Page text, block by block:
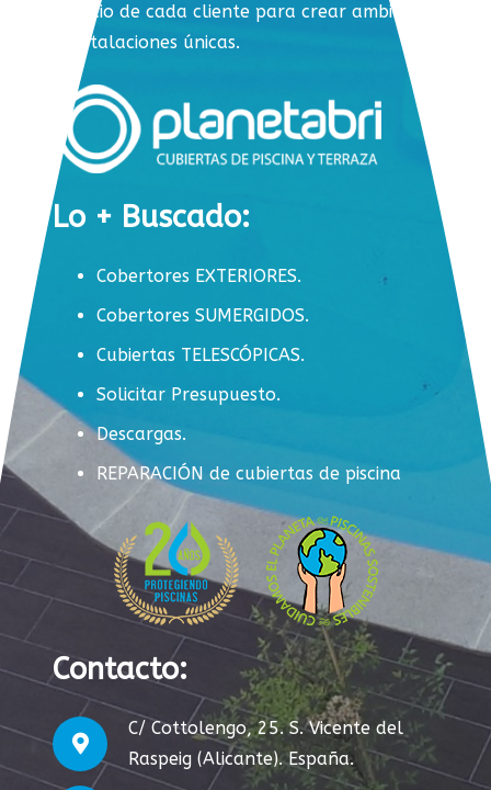
servicio de cada cliente para crear ambientes
e instalaciones únicas.
Lo + Buscado:
Cobertores EXTERIORES.
Cobertores SUMERGIDOS.
Cubiertas TELESCÓPICAS.
Solicitar Presupuesto.
Descargas.
REPARACIÓN de cubiertas de piscina
Contacto:
C/ Cottolengo, 25. S. Vicente del
Raspeig (Alicante). España.